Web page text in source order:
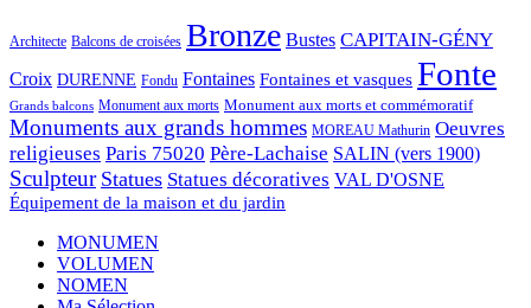
Architecte Balcons de croisées Bronze Bustes CAPITAIN-GÉNY
Croix DURENNE Fondu Fontaines Fontaines et vasques Fonte
Grands balcons Monument aux morts Monument aux morts et commémoratif
Monuments aux grands hommes MOREAU Mathurin Oeuvres
religieuses Paris 75020 Père-Lachaise SALIN (vers 1900)
Sculpteur Statues Statues décoratives VAL D'OSNE
Équipement de la maison et du jardin
MONUMEN
VOLUMEN
NOMEN